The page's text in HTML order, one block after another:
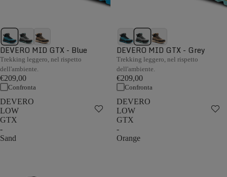
DEVERO MID GTX - Blue
Trekking leggero, nel rispetto
dell'ambiente.
€209,00
Confronta
DEVERO MID GTX - Grey
Trekking leggero, nel rispetto
dell'ambiente.
€209,00
Confronta
DEVERO
LOW
GTX
-
Sand
DEVERO
LOW
GTX
-
Orange